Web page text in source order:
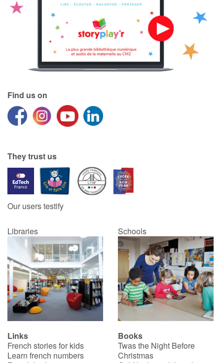
Find us on
They trust us
Our users testify
Libraries Schools
Links
French stories for kids
Learn french numbers
Books
Twas the Night Before
Christmas